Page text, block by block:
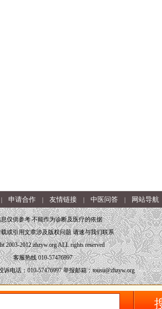
申请合作 友情链接 中医问答 网站导航
仅供参考 不能作为诊断及医疗的依据
或引用文章涉及版权问题 请速与我们联系
2003-2012 zhzyw.org ALL rights reserved
客服热线 010-57476997
电话：010-57476997 举报邮箱：tousu@zhzyw.org